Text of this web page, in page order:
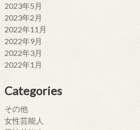
2023年5月
2023年2月
2022年11月
2022年9月
2022年3月
2022年1月
Categories
その他
女性芸能人